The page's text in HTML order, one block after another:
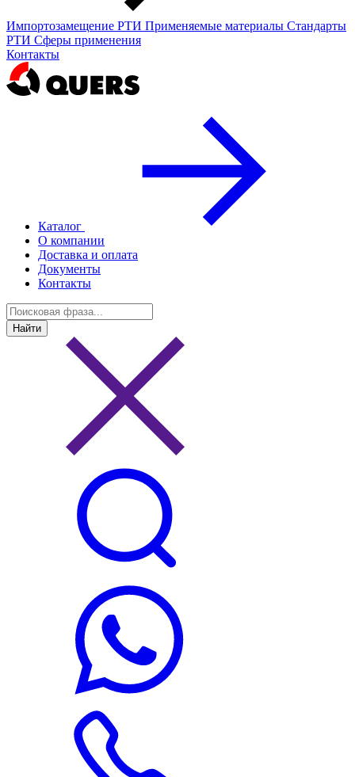
Импортозамещение РТИ Применяемые материалы Стандарты
РТИ Сферы применения
Контакты
Каталог
О компании
Доставка и оплата
Документы
Контакты
Найти